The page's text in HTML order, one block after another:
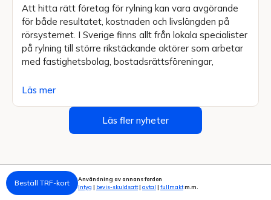
Att hitta rätt företag för rylning kan vara avgörande
för både resultatet, kostnaden och livslängden på
rörsystemet. I Sverige finns allt från lokala specialister
på rylning till större rikstäckande aktörer som arbetar
med fastighetsbolag, bostadsrättsföreningar,
Läs mer
Läs fler nyheter
Beställ TRF-kort
Användning av annans fordon
Intyg | bevis-skuldsatt| avtal | fullmaktm.m.